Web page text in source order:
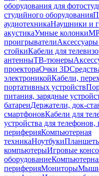
оборудования для
студийного оборудования
аудиотехникаНаушники и
акустикаУмные колонки
проигрывателиАксессуары
стойкиКабели для
антенныТВ-тюнеры
проектораОчки 3D
электроникойКабели,
портативных устройств
питания, зарядные
батареиДержатели, док-
смартфоновКабели для
устройства для
периферияКомпьютерная
техникаНоутбуки
компьютерыИгровые
оборудование
периферияМониторы